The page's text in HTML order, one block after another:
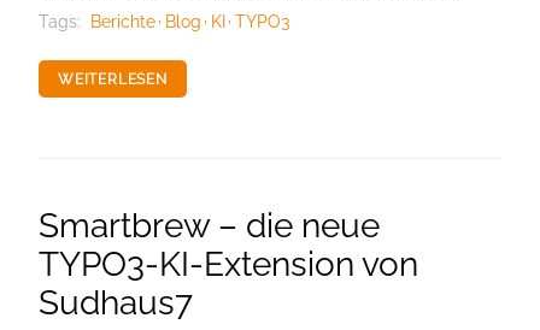
Tags: Berichte Blog KI TYPO3
WEITERLESEN
Smartbrew – die neue
TYPO3-KI-Extension von
Sudhaus7